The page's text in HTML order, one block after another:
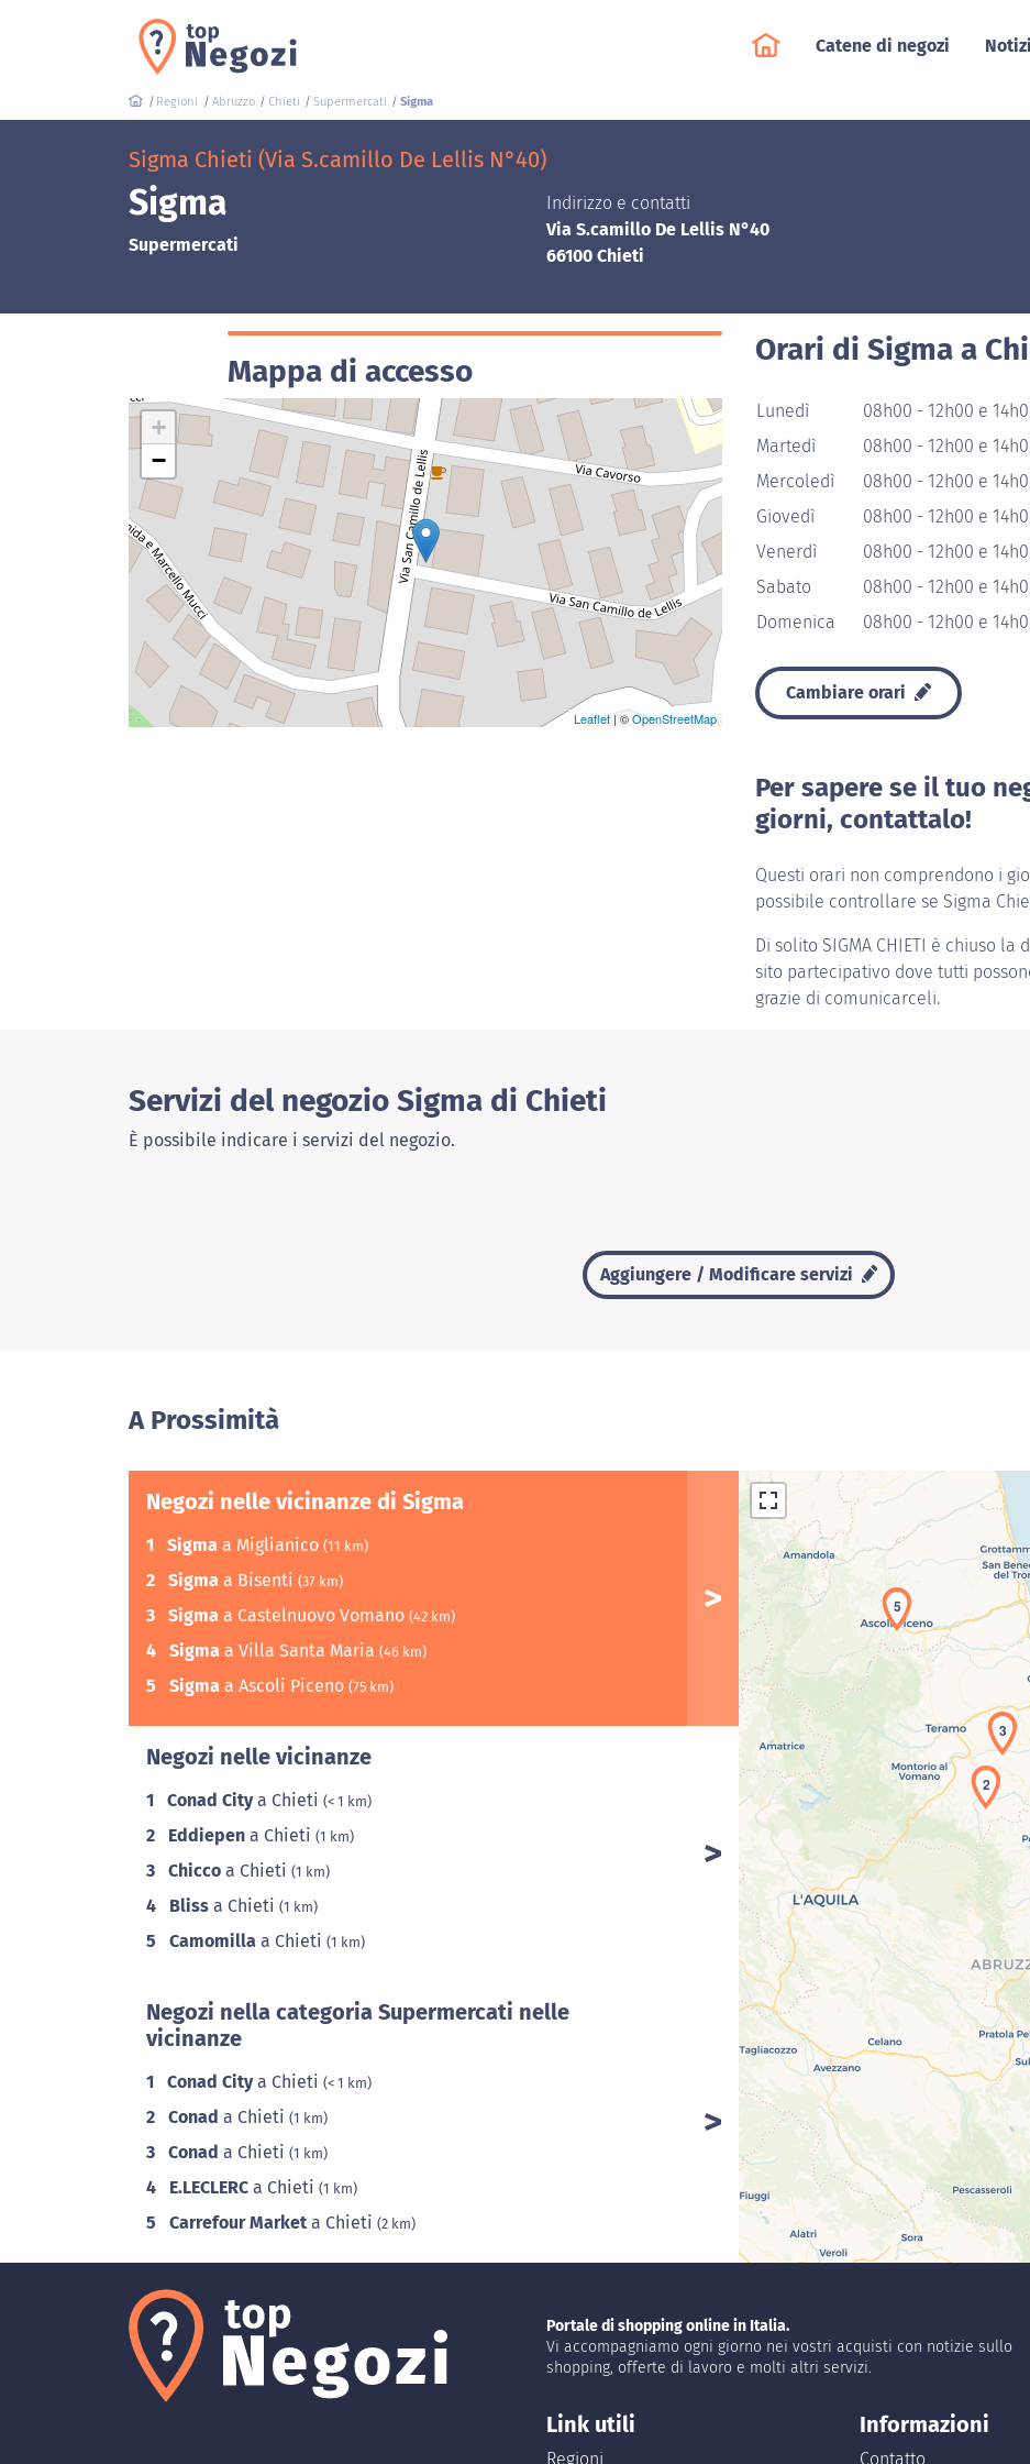
Catene di negozi
Regioni Abruzzo Chieti Supermercati Sigma
Sigma Chieti (Via S.camillo De Lellis N°40)
Sigma
Supermercati
Indirizzo e contatti
Via S.camillo De Lellis N°40
66100 Chieti
Mappa di accesso
+
−
Leaflet| ©OpenStreetMap
Orari di Sigma a
Lunedì
08h00 - 12h00 e
Martedì
08h00 - 12h00 e
Mercoledì
08h00 - 12h00 e
Giovedì
08h00 - 12h00 e
Venerdì
08h00 - 12h00 e
Sabato
08h00 - 12h00 e
Domenica
08h00 - 12h00 e
Cambiare orari
Per sapere se il tuo
giorni, contattalo!
Questi orari non comprendono i
possibile controllare se Sigma
Di solito SIGMA CHIETI è chiuso la
sito partecipativo dove tutti
grazie di comunicarceli.
Servizi del negozio Sigma di Chieti
È possibile indicare i servizi del negozio.
Aggiungere / Modificare servizi
A Prossimità
Negozi nelle vicinanze di Sigma
1 Sigma a Miglianico (11 km)
2 Sigma a Bisenti (37 km)
3 Sigma a Castelnuovo Vomano (42 km)
4 Sigma a Villa Santa Maria (46 km)
5 Sigma a Ascoli Piceno (75 km)
Negozi nelle vicinanze
1 Conad Citya Chieti (< 1 km)
2 Eddiepen a Chieti (1 km)
3 Chicco a Chieti (1 km)
4 Bliss a Chieti (1 km)
5 Camomilla a Chieti (1 km)
Negozi nella categoria Supermercati nelle
vicinanze
1 Conad Citya Chieti (< 1 km)
2 Conad a Chieti (1 km)
3 Conad a Chieti (1 km)
4 E.LECLERC a Chieti (1 km)
5 Carrefour Market a Chieti (2 km)
2
3
5
Portale di shopping online in Italia.
Vi accompagniamo ogni giorno nei vostri acquisti con notizie sullo
shopping, offerte di lavoro e molti altri servizi.
Link utili
Regioni
Informazioni
Contatto